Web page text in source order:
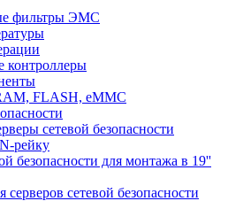
фильтры ЭМС
контроллеры
FLASH, eMMC
сетевой безопасности
рейку
безопасности для монтажа в 19''
серверов сетевой безопасности